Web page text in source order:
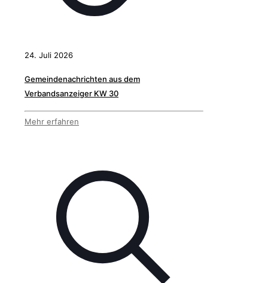
24. Juli 2026
Gemeindenachrichten aus dem
Verbandsanzeiger KW 30
Mehr erfahren